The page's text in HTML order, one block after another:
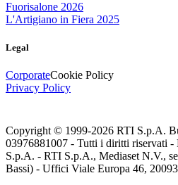
Fuorisalone 2026
L'Artigiano in Fiera 2025
Legal
CorporateCookie Policy
Privacy Policy
Copyright © 1999-2026 RTI S.p.A.
03976881007 - Tutti i diritti riservati -
S.p.A. - RTI S.p.A., Mediaset N.V.,
Bassi) - Uffici Viale Europa 46,